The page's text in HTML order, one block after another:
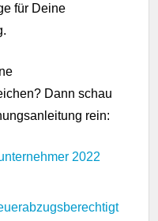
für Deine
Dann schau
rein:
2022